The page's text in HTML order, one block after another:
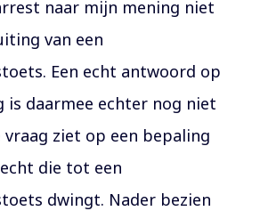
naar mijn mening niet
van een
Een echt antwoord op
is daarmee echter nog niet
vraag ziet op een bepaling
die tot een
dwingt. Nader bezien